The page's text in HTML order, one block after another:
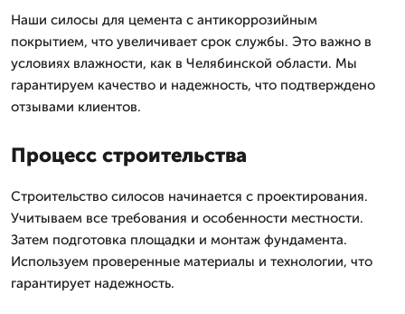
Наши силосы для цемента с антикоррозийным
покрытием, что увеличивает срок службы. Это важно в
условиях влажности, как в Челябинской области. Мы
гарантируем качество и надежность, что подтверждено
отзывами клиентов.
Процесс строительства
Строительство силосов начинается с проектирования.
Учитываем все требования и особенности местности.
Затем подготовка площадки и монтаж фундамента.
Используем проверенные материалы и технологии, что
гарантирует надежность.